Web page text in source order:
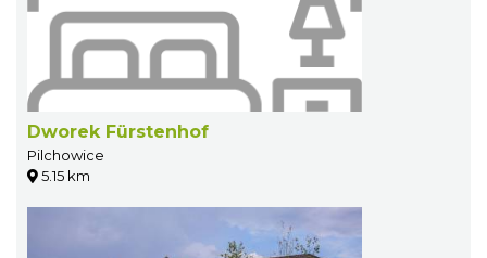
Dworek Fürstenhof
Pilchowice
5.15 km